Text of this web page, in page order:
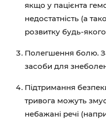
якщо у пацієнта
недостатність (а
розвитку будь-якого
Полегшення болю.
засоби для
Підтримання
тривога можуть
небажані речі